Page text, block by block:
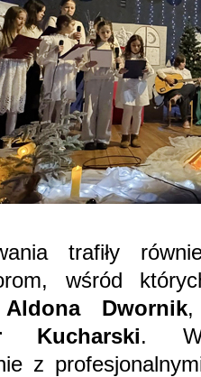
trafiły
wśród
Aldona Dwornik
Kucharski.
z